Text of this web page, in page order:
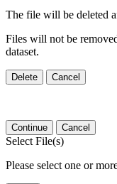
The file will be deleted
Files will not be
dataset.
Delete Cancel
Continue Cancel
Select File(s)
Please select one or